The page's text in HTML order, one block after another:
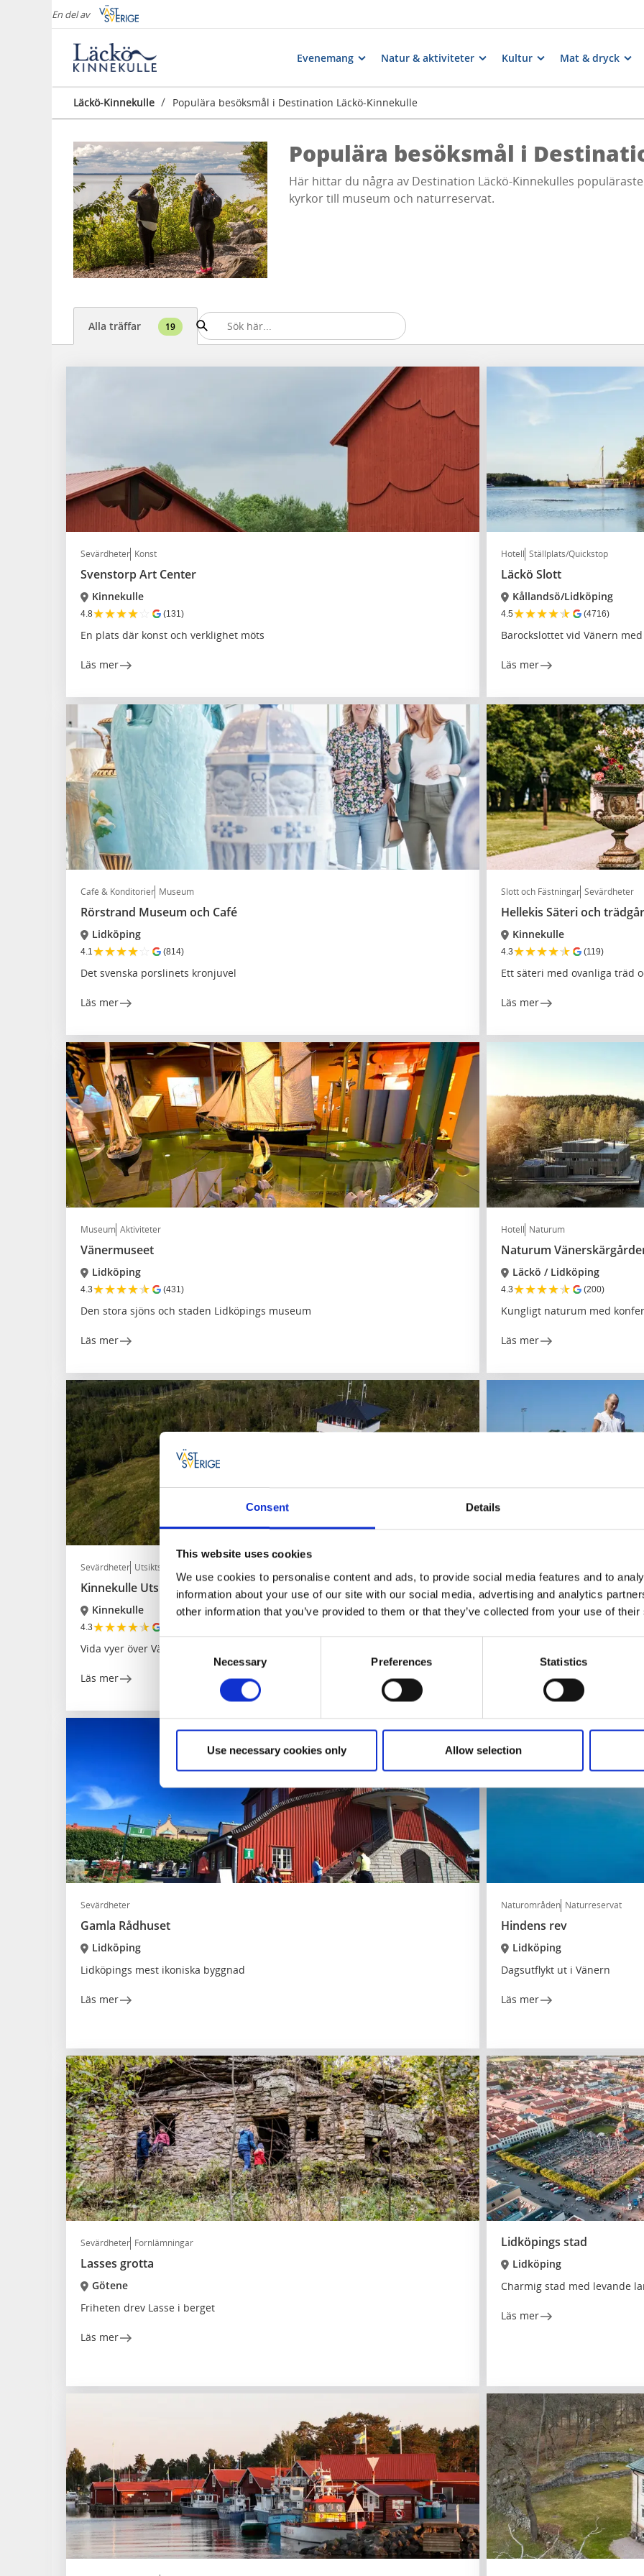
Consent Details
This website uses cookies
We use cookies to personalise content and ads, to provide social media features and to
information about your use of our site with our social media, advertising and analytics
other information that you’ve provided to them or that they’ve collected from your use of
Consent
Necessary Preferences Statistics
Use necessary cookies only Allow selection
En del av
Evenemang Natur & aktiviteter Kultur Mat & dryck
Läckö-Kinnekulle / Populära besöksmål i Destination Läckö-Kinnekulle
Populära besöksmål i
Här hittar du några av Destination Läckö-Kinnekulles
kyrkor till museum och naturreservat.
Alla träffar 19
Sevärdheter Konst
Svenstorp Art Center
Kinnekulle
4.8★★★★☆ (131)
En plats där konst och verklighet möts
Läs mer
Hotell Ställplats/Quickstop
Läckö Slott
Kållandsö/Lidköping
4.5★★★★★ (4716)
Barockslottet vid Vänern
Läs mer
Café & Konditorier Museum
Rörstrand Museum och Café
Lidköping
4.1★★★★☆ (814)
Det svenska porslinets kronjuvel
Läs mer
Slott och Fästningar Sevärdheter
Hellekis Säteri och
Kinnekulle
4.3★★★★★ (119)
Ett säteri med ovanliga träd
Läs mer
Museum Aktiviteter
Vänermuseet
Lidköping
4.3★★★★★ (431)
Den stora sjöns och staden Lidköpings museum
Läs mer
Hotell Naturum
Naturum
Läckö / Lidköping
4.3★★★★★ (200)
Kungligt naturum med
Läs mer
Sevärdheter Utsiktsplats
Kinnekulle Utsiktstorn
Kinnekulle
4.3★★★★★
Vida vyer över Vänern
Läs mer
Framnäs strandpark
Lidköping
Sevärdheter
Gamla Rådhuset
Lidköping
Lidköpings mest ikoniska byggnad
Läs mer
Naturområden Naturreservat
Hindens rev
Lidköping
Dagsutflykt ut i Vänern
Läs mer
Sevärdheter Fornlämningar
Lasses grotta
Götene
Friheten drev Lasse i berget
Läs mer
Lidköpings stad
Lidköping
Charmig stad med levande
Läs mer